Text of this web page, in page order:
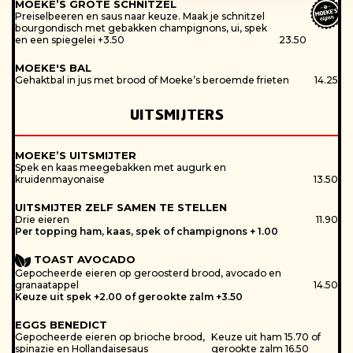
Sporen van Sulfiet
Vis
Weekdieren
Let op:
MOEKE’S GROTE SCHNITZEL
Preiselbeeren en saus naar keuze. Maak je schnitzel
bourgondisch met gebakken champignons, ui, spek
en een spiegelei +3.50
23.50
MOEKE'S BAL
Gehaktbal in jus met brood of Moeke’s beroemde frieten 14.25
UITSMIJTERS
MOEKE’S UITSMIJTER
Spek en kaas meegebakken met augurk en
kruidenmayonaise
13.50
UITSMIJTER ZELF SAMEN TE STELLEN
Drie eieren
11.90
Per topping ham, kaas, spek of champignons + 1.00
TOAST AVOCADO
Gepocheerde eieren op geroosterd brood, avocado en
granaatappel
14.50
Keuze uit spek +2.00 of gerookte zalm +3.50
EGGS BENEDICT
Gepocheerde eieren op brioche brood,
spinazie en Hollandaisesaus
Keuze uit ham 15.70 of
gerookte zalm 16.50